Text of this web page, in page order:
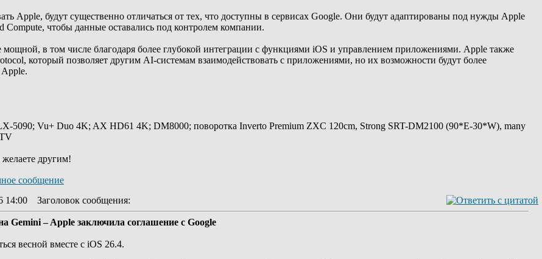
Apple, будут существенно отличаться от тех, что доступны в сервисах Google. Они будут адаптированы под нужды Apple
Compute, чтобы данные оставались под контролем компании.
мощной, в том числе благодаря более глубокой интеграции с функциями iOS и управлением приложениями. Apple также
который позволяет другим AI-системам взаимодействовать с приложениями, но их возможности будут более
5090; Vu+ Duo 4K; AX HD61 4K; DM8000; поворотка Inverto Premium ZXC 120cm, Strong SRT-DM2100 (90*E-30*W), many
другим!
14:00 Заголовок сообщения:
Gemini – Apple заключила соглашение с Google
весной вместе с iOS 26.4.